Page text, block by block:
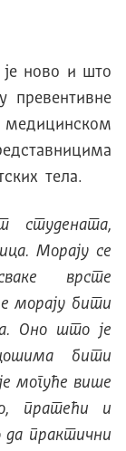
ново и што
превентивне
медицинском
тела.
студената,
Морају се
врсте
морају бити
Оно што је
бити
могуће више
пратећи и
практични